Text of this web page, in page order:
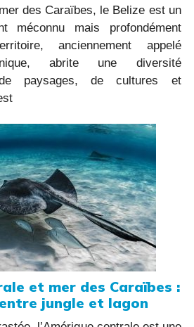
des Caraïbes, le Belize est un
méconnu mais profondément
anciennement appelé
abrite une diversité
de paysages, de cultures et
et mer des Caraïbes :
jungle et lagon